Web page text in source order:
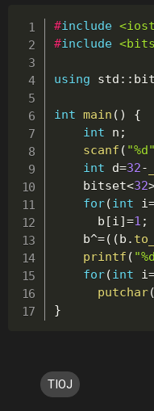
#include
#include
using std ::
int main ( )
{
int n ;
scanf (
int d=32-
    bitset
<32
for(int i
      b
[i]=1 ;
    b
^=( (b .
printf (
for(int i
putchar
}
TIOJ